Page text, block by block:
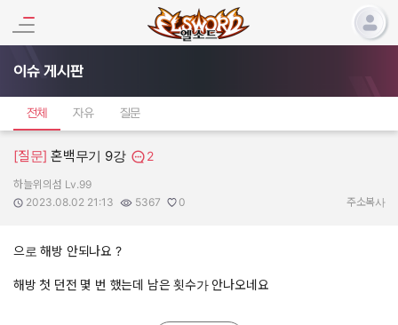
이슈 게시판
전체 자유 질문
[질문] 혼백무기 9강 2
작성자:
하늘위의섬 Lv.99
작성일:
2023.08.02 21:13
조회수:
5367
추천수:
0 주소복사
으로 해방 안되나요 ?
해방 첫 던전 몇 번 했는데 남은 횟수가 안나오네요